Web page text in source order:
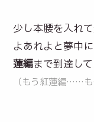
少し本腰を入れ
よあれよと夢中
蓮編まで到達して
（もう紅蓮編……